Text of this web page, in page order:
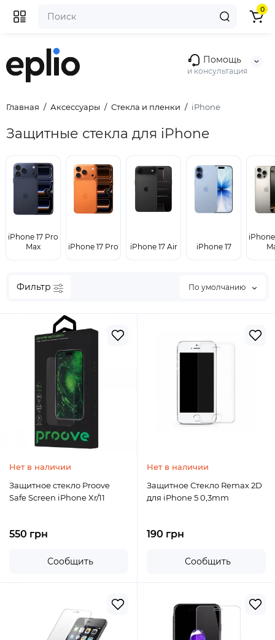
Помощь
и консультация
0
Главная Аксессуары Стекла и пленки iPhone
Защитные стекла для iPhone
iPhone 17 Pro
Max
iPhone 17 Pro iPhone 17 Air iPhone 17
Фильтр По умолчанию
Нет в наличии
Защитное стекло Proove
Safe Screen iPhone Xr/11
550 грн
Сообщить
Нет в наличии
Защитное Стекло Remax 2D
для iPhone 5 0,3mm
190 грн
Сообщить